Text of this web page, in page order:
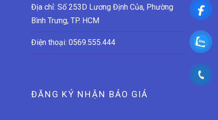
Địa chỉ: Số 253D Lương Định Của, Phường
Bình Trưng, TP. HCM
Điện thoại: 0569.555.444
ĐĂNG KÝ NHẬN BÁO GIÁ